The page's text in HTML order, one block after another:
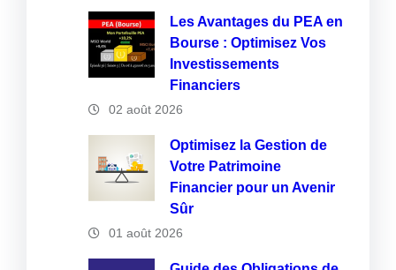
Les Avantages du PEA en
Bourse : Optimisez Vos
Investissements
Financiers
02 août 2026
Optimisez la Gestion de
Votre Patrimoine
Financier pour un Avenir
Sûr
01 août 2026